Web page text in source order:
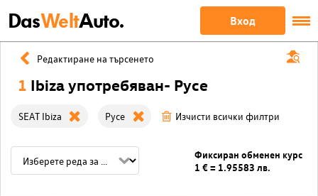
DasWeltAuto. Вход
Редактиране на търсенето
1 Ibiza употребяван- Русе
SEAT Ibiza Русе Изчисти всички филтри
Фиксиран обменен курс
1 € = 1.95583 лв.